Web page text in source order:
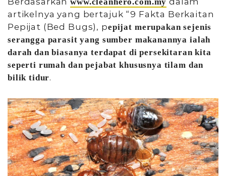
artikelnya yang bertajuk “9 Fakta Berkaitan
Pepijat (Bed Bugs), pepijat merupakan sejenis
serangga parasit yang sumber makanannya ialah
darah dan biasanya terdapat di persekitaran kita
seperti rumah dan pejabat khususnya tilam dan
bilik tidur.